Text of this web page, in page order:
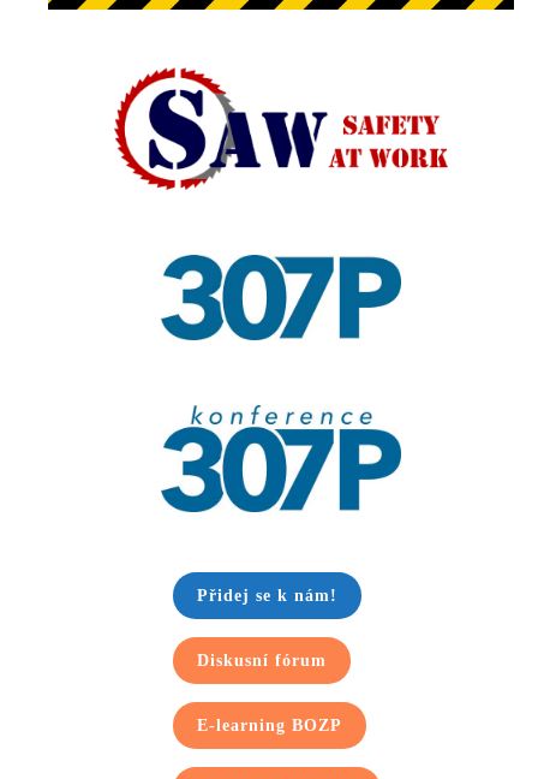
Přidej se k nám!
Diskusní fórum
E-learning BOZP